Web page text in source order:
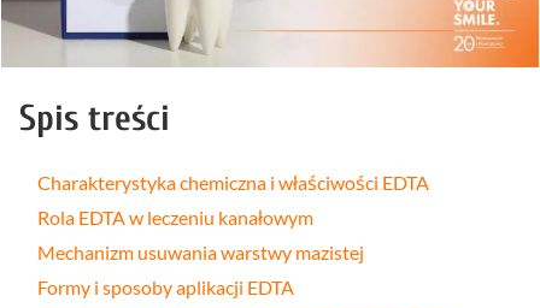
Spis treści
Charakterystyka chemiczna i właściwości EDTA
Rola EDTA w leczeniu kanałowym
Mechanizm usuwania warstwy mazistej
Formy i sposoby aplikacji EDTA